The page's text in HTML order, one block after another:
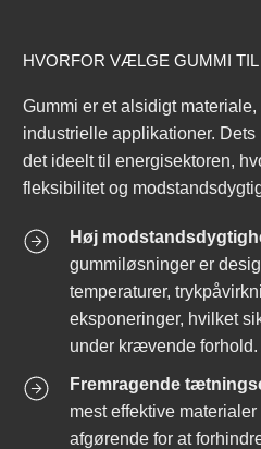
HVORFOR VÆLGE GUMMI
Gummi er et alsidigt
industrielle applikationer.
det ideelt til energisektoren,
fleksibilitet og
Høj
gummiløsninger er
temperaturer,
eksponeringer, hvilket
under krævende forhold.
Fremragende
mest effektive
afgørende for at